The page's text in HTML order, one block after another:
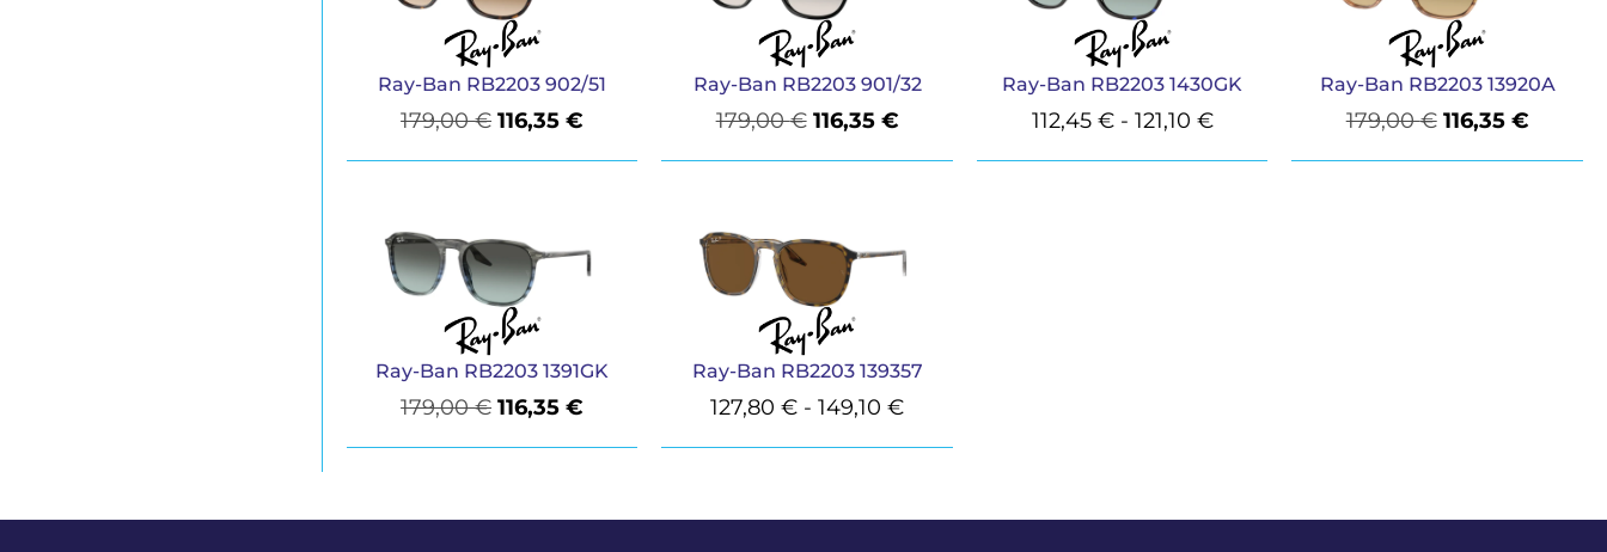
Ray-Ban RB2203 902/51
179,00€ 116,35€
Ray-Ban RB2203 901/32
179,00€ 116,35 €
Ray-Ban RB2203 1430GK
112,45 € - 121,10 €
Ray-Ban RB2203 13920A
179,00€ 116,35 €
Ray-Ban RB2203 1391GK
179,00€ 116,35€
Ray-Ban RB2203 139357
127,80€ - 149,10€